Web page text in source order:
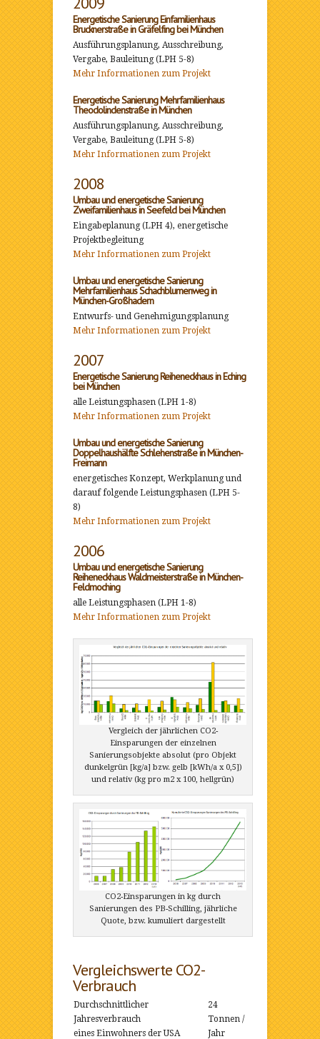
Energetische Sanierung Einfamilienhaus
Brucknerstraße in Gräfelfing bei München
Ausführungsplanung, Ausschreibung,
Vergabe, Bauleitung (LPH 5-8)
Mehr Informationen zum Projekt
Energetische Sanierung Mehrfamilienhaus
Theodolindenstraße in München
Ausführungsplanung, Ausschreibung,
Vergabe, Bauleitung (LPH 5-8)
Mehr Informationen zum Projekt
2008
Umbau und energetische Sanierung
Zweifamilienhaus in Seefeld bei München
Eingabeplanung (LPH 4), energetische
Projektbegleitung
Mehr Informationen zum Projekt
Umbau und energetische Sanierung
Mehrfamilienhaus Schachblumenweg in
München-Großhadern
Entwurfs- und Genehmigungsplanung
Mehr Informationen zum Projekt
2007
Energetische Sanierung Reiheneckhaus in Eching
bei München
alle Leistungsphasen (LPH 1-8)
Mehr Informationen zum Projekt
Umbau und energetische Sanierung
Doppelhaushälfte Schlehenstraße in München-
Freimann
energetisches Konzept, Werkplanung und
darauf folgende Leistungsphasen (LPH 5-
8)
Mehr Informationen zum Projekt
2006
Umbau und energetische Sanierung
Reiheneckhaus Waldmeisterstraße in München-
Feldmoching
alle Leistungsphasen (LPH 1-8)
Mehr Informationen zum Projekt
Vergleich der jährlichen CO2-
Einsparungen der einzelnen
Sanierungsobjekte absolut (pro Objekt
dunkelgrün [kg/a] bzw. gelb [kWh/a x 0,5])
und relativ (kg pro m2 x 100, hellgrün)
CO2-Einsparungen in kg durch
Sanierungen des PB-Schilling, jährliche
Quote, bzw. kumuliert dargestellt
Vergleichswerte CO2-
Verbrauch
Durchschnittlicher
Jahresverbrauch
eines Einwohners der USA
24
Tonnen /
Jahr